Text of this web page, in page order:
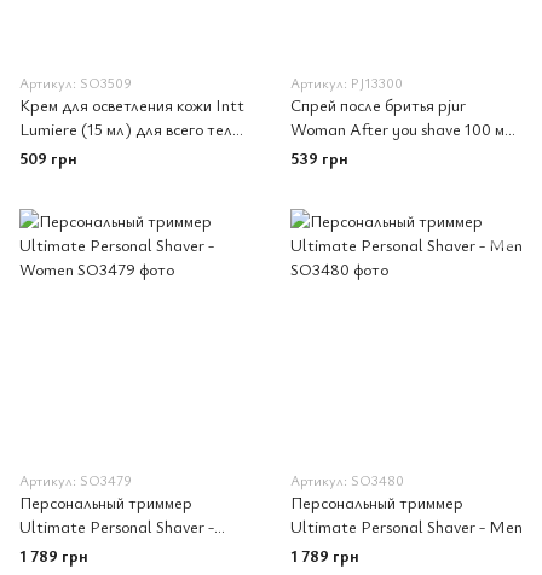
Артикул: SO3509
Крем для осветления кожи Intt
Lumiere (15 мл) для всего тела
и интимных зон, накопительный
эффект
509 грн
Артикул: PJ13300
Спрей после бритья pjur
Woman After you shave 100 мл,
с алоэ вера и пантенолом, не
сушит кожу
539 грн
Артикул: SO3479
Персональный триммер
Ultimate Personal Shaver -
Women
1 789 грн
Артикул: SO3480
Персональный триммер
Ultimate Personal Shaver - Men
1 789 грн